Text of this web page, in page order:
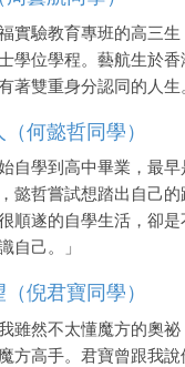
實驗教育專班的高三
學位學程。藝航生於
著雙重身分認同的人生
何懿哲同學）
自學到高中畢業，最
懿哲嘗試想踏出自己的
順遂的自學生活，卻
自己。」
倪君寶同學）
雖然不太懂魔方的奧
方高手。君寶曾跟我